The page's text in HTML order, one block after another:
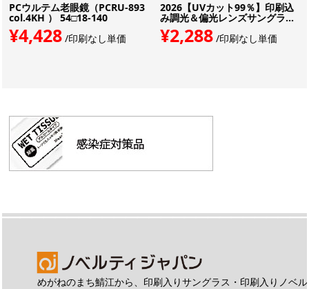
PCウルテム老眼鏡（PCRU-893
col.4KH ） 54□18-140
¥4,428/印刷なし単価
2026【UVカット99％】印刷込
み調光＆偏光レンズサングラ...
¥2,288/印刷なし単価
めがねのまち鯖江から、印刷入りサングラス・印刷入りノベ